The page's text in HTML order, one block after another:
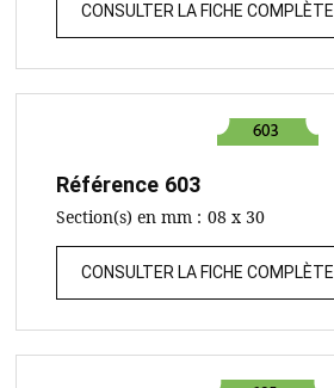
CONSULTER LA FICHE COMPLÈTE
Référence 603
Section(s) en mm : 08 x 30
CONSULTER LA FICHE COMPLÈTE